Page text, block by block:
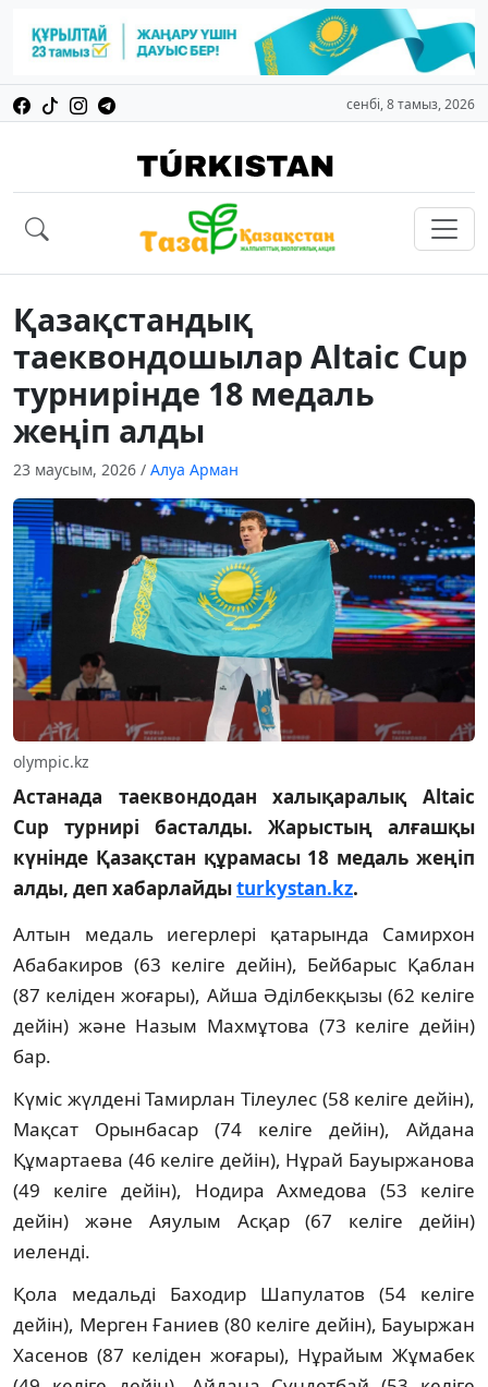
сенбі, 8 тамыз, 2026
Қазақстандық
таеквондошылар Altaic Cup
турнирінде 18 медаль
жеңіп алды
23 маусым, 2026 / Алуа Арман
olympic.kz
Астанада таеквондодан халықаралық Altaic
Cup турнирі басталды. Жарыстың алғашқы
күнінде Қазақстан құрамасы 18 медаль жеңіп
алды, деп хабарлайдыturkystan.kz.
Алтын медаль иегерлері қатарында Самирхон
Абабакиров (63 келіге дейін), Бейбарыс Қаблан
(87 келіден жоғары), Айша Әділбекқызы (62 келіге
дейін) және Назым Махмұтова (73 келіге дейін)
бар.
Күміс жүлдені Тамирлан Тілеулес (58 келіге дейін),
Мақсат Орынбасар (74 келіге дейін), Айдана
Құмартаева (46 келіге дейін), Нұрай Бауыржанова
(49 келіге дейін), Нодира Ахмедова (53 келіге
дейін) және Аяулым Асқар (67 келіге дейін)
иеленді.
Қола медальді Баходир Шапулатов (54 келіге
дейін), Мерген Ғаниев (80 келіге дейін), Бауыржан
Хасенов (87 келіден жоғары), Нұрайым Жұмабек